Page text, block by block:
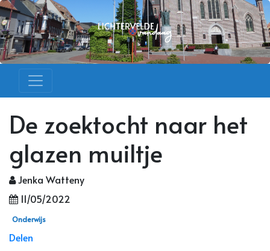
De zoektocht naar het
glazen muiltje
Jenka Watteny
11/05/2022
Onderwijs
Delen